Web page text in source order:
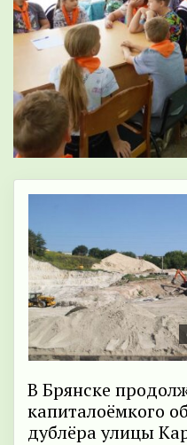
В Брянске
капиталоёмкого
дублёра улицы